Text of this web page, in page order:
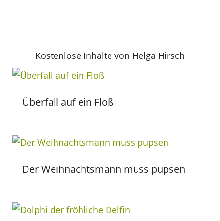
Kostenlose Inhalte von Helga Hirsch
Überfall auf ein Floß
Der Weihnachtsmann muss pupsen